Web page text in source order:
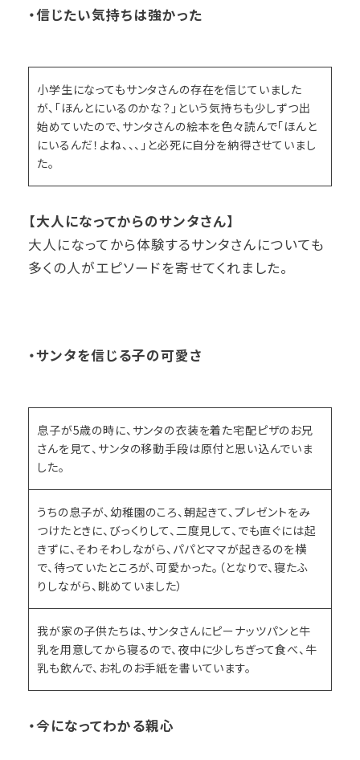
・信じたい気持ちは強かった
小学生になってもサンタさんの存在を信じていました
が、「ほんとにいるのかな？」という気持ちも少しずつ出
始めていたので、サンタさんの絵本を色々読んで「ほんと
にいるんだ！よね、、、」と必死に自分を納得させていまし
た。
【大人になってからのサンタさん】
大人になってから体験するサンタさんについても
多くの人がエピソードを寄せてくれました。
・サンタを信じる子の可愛さ
息子が5歳の時に、サンタの衣装を着た宅配ピザのお兄
さんを見て、サンタの移動手段は原付と思い込んでいま
した。
うちの息子が、幼稚園のころ、朝起きて、プレゼントをみ
つけたときに、びっくりして、二度見して、でも直ぐには起
きずに、そわそわしながら、パパとママが起きるのを横
で、待っていたところが、可愛かった。（となりで、寝たふ
りしながら、眺めていました）
我が家の子供たちは、サンタさんにピーナッツパンと牛
乳を用意してから寝るので、夜中に少しちぎって食べ、牛
乳も飲んで、お礼のお手紙を書いています。
・今になってわかる親心